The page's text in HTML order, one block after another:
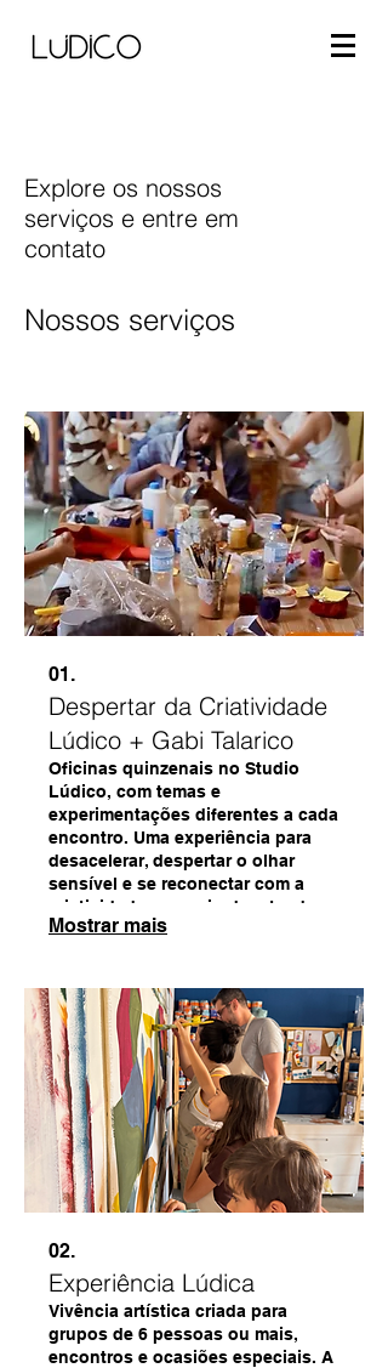
Explore os nossos
serviços e entre em
contato
Nossos serviços
01.
Despertar da Criatividade
Lúdico + Gabi Talarico
Oficinas quinzenais no Studio
Lúdico, com temas e
experimentações diferentes a cada
encontro. Uma experiência para
desacelerar, despertar o olhar
sensível e se reconectar com a
criatividade por meio da arte, dos
materiais e do processo. Não é
sentir e criar com presença.
Mostrar mais
02.
Experiência Lúdica
Vivência artística criada para
grupos de 6 pessoas ou mais,
encontros e ocasiões especiais. A